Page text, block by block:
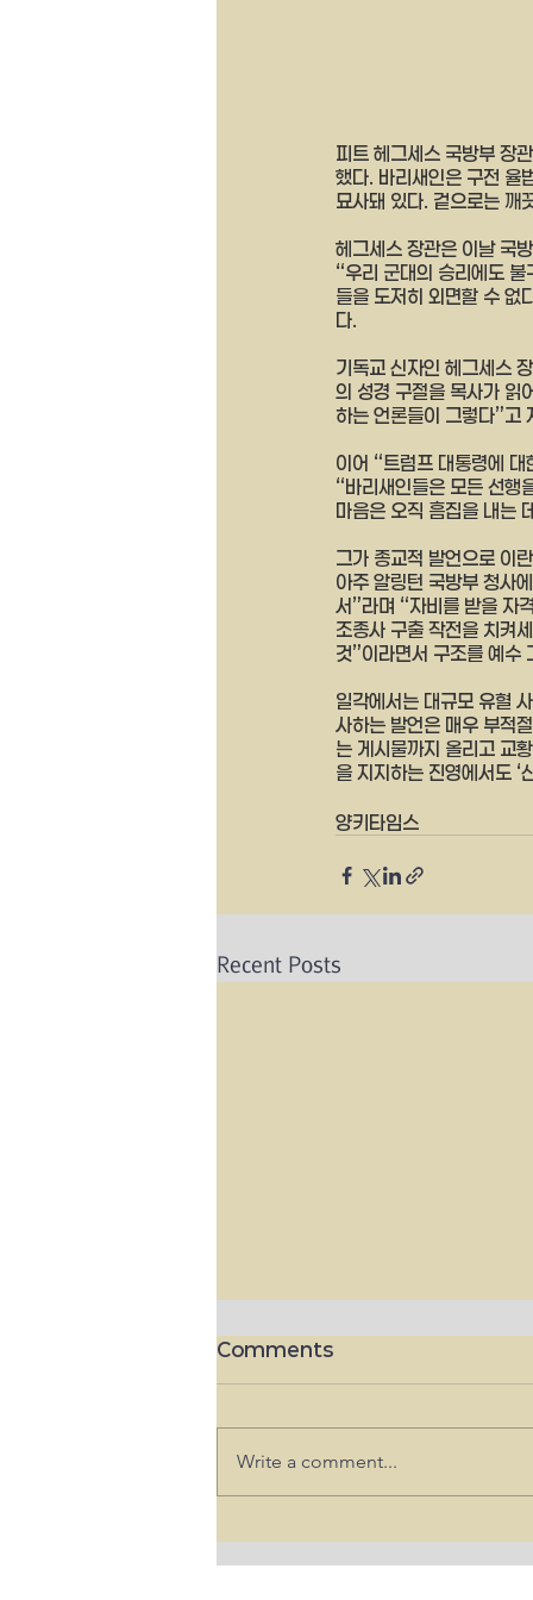
피트 헤그세스 국방부 장
했다. 바리새인은 구전
묘사돼 있다. 겉으로는 깨
헤그세스 장관은 이날 국
“우리 군대의 승리에도
들을 도저히 외면할 수 없
다.
기독교 신자인 헤그세스
의 성경 구절을 목사가 읽
하는 언론들이 그렇다”고
이어 “트럼프 대통령에
“바리새인들은 모든 선행
마음은 오직 흠집을 내는
그가 종교적 발언으로 이
아주 알링턴 국방부 청사
서”라며 “자비를 받을 자
조종사 구출 작전을 치켜
것”이라면서 구조를 예수
일각에서는 대규모 유혈
사하는 발언은 매우 부적
는 게시물까지 올리고 교
을 지지하는 진영에서도 ‘
양키타임스
Recent Posts
연방 상원,111회 묵비권 부당 행
사 앤서니 파우치 의회모독죄 적용
Comments
Write a comment...